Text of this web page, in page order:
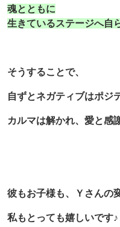
魂とともに
生きているステージへ自
そうすることで、
自ずとネガティブはポジ
カルマは解かれ、愛と感
彼もお子様も、Ｙさんの
私もとっても嬉しいです♪